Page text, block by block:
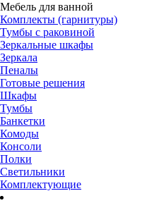
Мебель для ванной
Комплекты (гарнитуры)
Тумбы с раковиной
Зеркальные шкафы
Зеркала
Пеналы
Готовые решения
Шкафы
Тумбы
Банкетки
Комоды
Консоли
Полки
Светильники
Комплектующие